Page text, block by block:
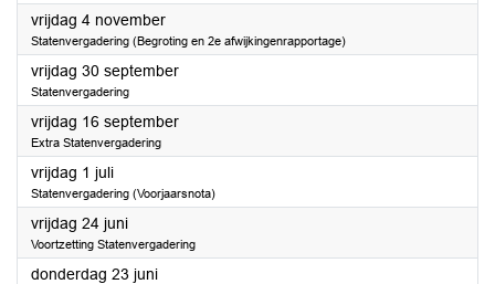
vrijdag 4 november2022
Statenvergadering (Begroting en 2e afwijkingenrapportage)
vrijdag 30 september2022
Statenvergadering
vrijdag 16 september2022
Extra Statenvergadering
vrijdag 1 juli2022
Statenvergadering (Voorjaarsnota)
vrijdag 24 juni2022
Voortzetting Statenvergadering
donderdag 23 juni2022